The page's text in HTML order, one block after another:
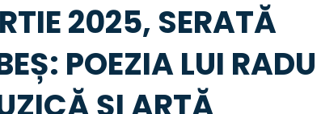
2025, SERATĂ
POEZIA LUI RADU